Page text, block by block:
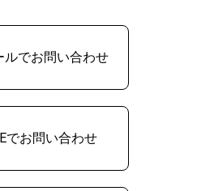
ルでお問い合わせ
でお問い合わせ